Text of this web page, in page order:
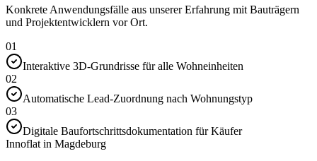
Konkrete Anwendungsfälle aus unserer Erfahrung mit Bauträgern
und Projektentwicklern vor Ort.
01
Interaktive 3D-Grundrisse für alle Wohneinheiten
02
Automatische Lead-Zuordnung nach Wohnungstyp
03
Digitale Baufortschrittsdokumentation für Käufer
Innoflat in Magdeburg